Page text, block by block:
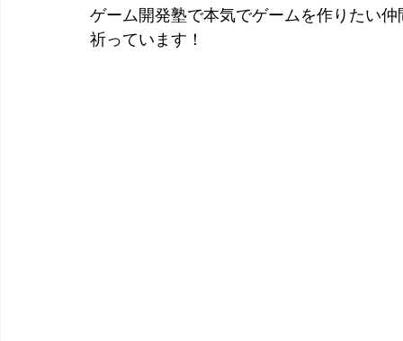
ゲーム開発塾で本気でゲームを作りたい
祈っています！